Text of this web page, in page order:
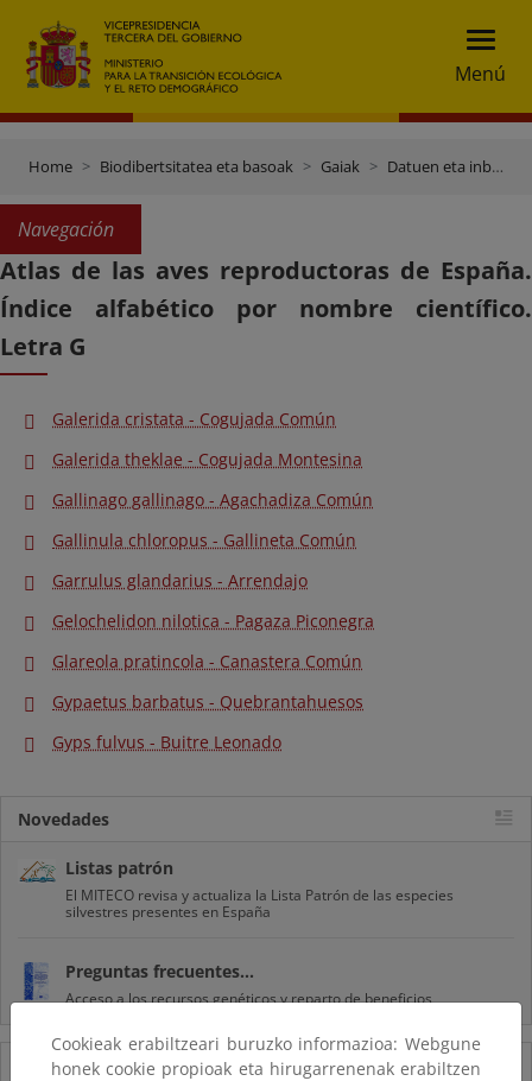
Menú
Home Biodibertsitatea eta basoak Gaiak Datuen eta inbentarioen ataria
Navegación
Atlas de las aves reproductoras de España.
Índice alfabético por nombre científico.
Letra G
Galerida cristata - Cogujada Común
Galerida theklae - Cogujada Montesina
Gallinago gallinago - Agachadiza Común
Gallinula chloropus - Gallineta Común
Garrulus glandarius - Arrendajo
Gelochelidon nilotica - Pagaza Piconegra
Glareola pratincola - Canastera Común
Gypaetus barbatus - Quebrantahuesos
Gyps fulvus - Buitre Leonado
Novedades
Listas patrón
El MITECO revisa y actualiza la Lista Patrón de las especies
silvestres presentes en España
Preguntas frecuentes...
Acceso a los recursos genéticos y reparto de beneficios
07/08/2025
Cookieak erabiltzeari buruzko informazioa: Webgune
honek cookie propioak eta hirugarrenenak erabiltzen